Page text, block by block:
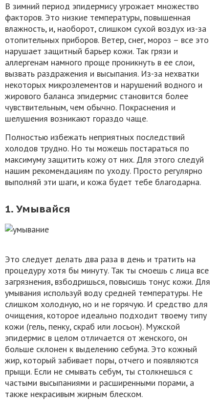
В зимний период эпидермису угрожает множество
факторов. Это низкие температуры, повышенная
влажность, и, наоборот, слишком сухой воздух из-за
отопительных приборов. Ветер, снег, мороз – все это
нарушает защитный барьер кожи. Так грязи и
аллергенам намного проще проникнуть в ее слои,
вызвать раздражения и высыпания. Из-за нехватки
некоторых микроэлементов и нарушений водного и
жирового баланса эпидермис становится более
чувствительным, чем обычно. Покраснения и
шелушения возникают гораздо чаще.
Полностью избежать неприятных последствий
холодов трудно. Но ты можешь постараться по
максимуму защитить кожу от них. Для этого следуй
нашим рекомендациям по уходу. Просто регулярно
выполняй эти шаги, и кожа будет тебе благодарна.
1. Умывайся
Это следует делать два раза в день и тратить на
процедуру хотя бы минуту. Так ты смоешь с лица все
загрязнения, взбодришься, повысишь тонус кожи. Для
умывания используй воду средней температуры. Не
слишком холодную, но и не горячую. И средство для
очищения, которое идеально подходит твоему типу
кожи (гель, пенку, скраб или лосьон). Мужской
эпидермис в целом отличается от женского, он
больше склонен к выделению себума. Это кожный
жир, который забивает поры, отчего и появляются
прыщи. Если не смывать себум, ты столкнешься с
частыми высыпаниями и расширенными порами, а
также некрасивым жирным блеском.